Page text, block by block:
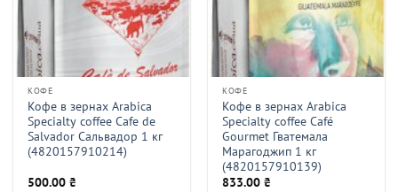
КОФЕ
Кофе в зернах Arabica
Specialty coffee Cafe de
Salvador Сальвадор 1 кг
(4820157910214)
500.00₴
КОФЕ
Кофе в зернах Arabica
Specialty coffee Café
Gourmet Гватемала
Марагоджип 1 кг
(4820157910139)
833.00₴